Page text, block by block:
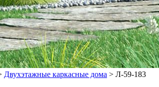
Двухэтажные каркасные дома > Л-59-183